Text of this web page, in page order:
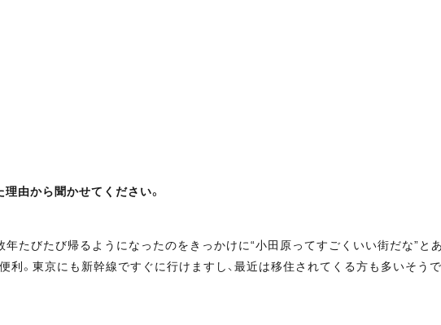
由から聞かせてください。
たびたび帰るようになったのをきっかけに“小田原ってすごくいい街だな”と
。東京にも新幹線ですぐに行けますし、最近は移住されてくる方も多いそうで